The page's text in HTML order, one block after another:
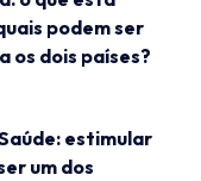
podem ser
os dois países?
estimular
um dos